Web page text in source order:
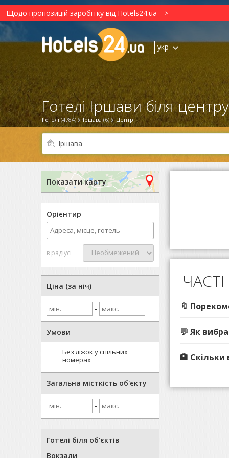
Щодо пропозицій заробітку від Hotels24.ua -->
укр
Готелі (4784) Іршавa (6) Центр
Готелі Іршави біля
Показати карту
Орієнтир
в радіусі
Ціна (за ніч)
-
Умови
Без ліжок у спільних
номерах
Загальна місткість об'єкту
-
Готелі біля об'єктів
Вокзали
🔖
💬 Як
🏨 Скільки